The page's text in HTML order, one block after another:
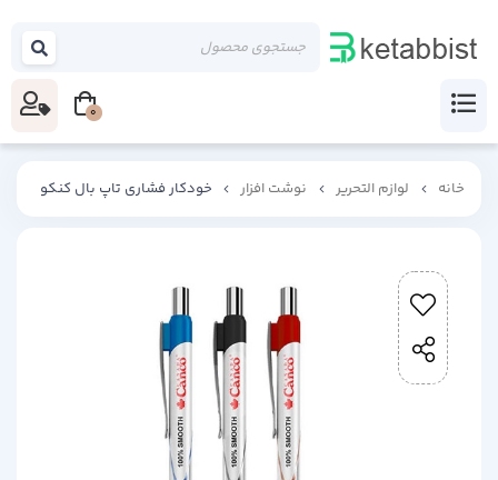
خانه لوازم التحریر نوشت افزار خودکار فشاری تاپ بال کنکو
0